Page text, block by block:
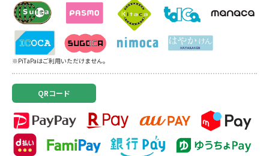
※PiTaPaはご利用いただけません。
QRコード